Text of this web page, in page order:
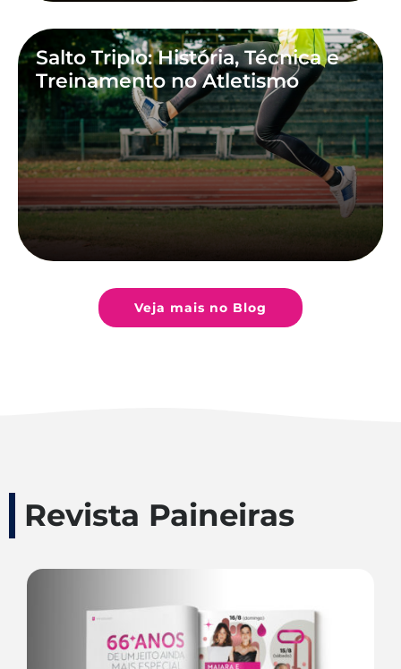
Salto Triplo: História, Técnica e
Treinamento no Atletismo
Veja mais no Blog
Revista Paineiras